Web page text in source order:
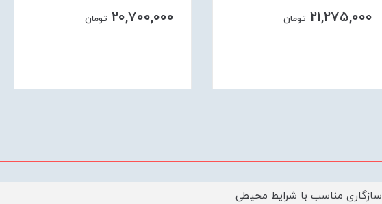
21,275,000 تومان 20,700,000 تومان
سازگاری مناسب با شرایط محیطی